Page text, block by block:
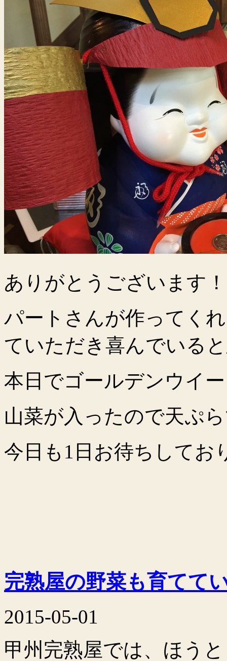
ありがとうございます！
パートさんが作ってく
ていただき喜んでいる
本日でゴールデンウイ
山菜が入ったので天ぷ
今日も1日お待ちしてお
完熟屋の野菜も育てて
2015-05-01
甲州完熟屋では、ほう